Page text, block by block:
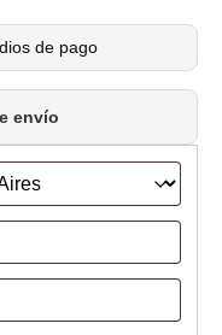
de pago
envío